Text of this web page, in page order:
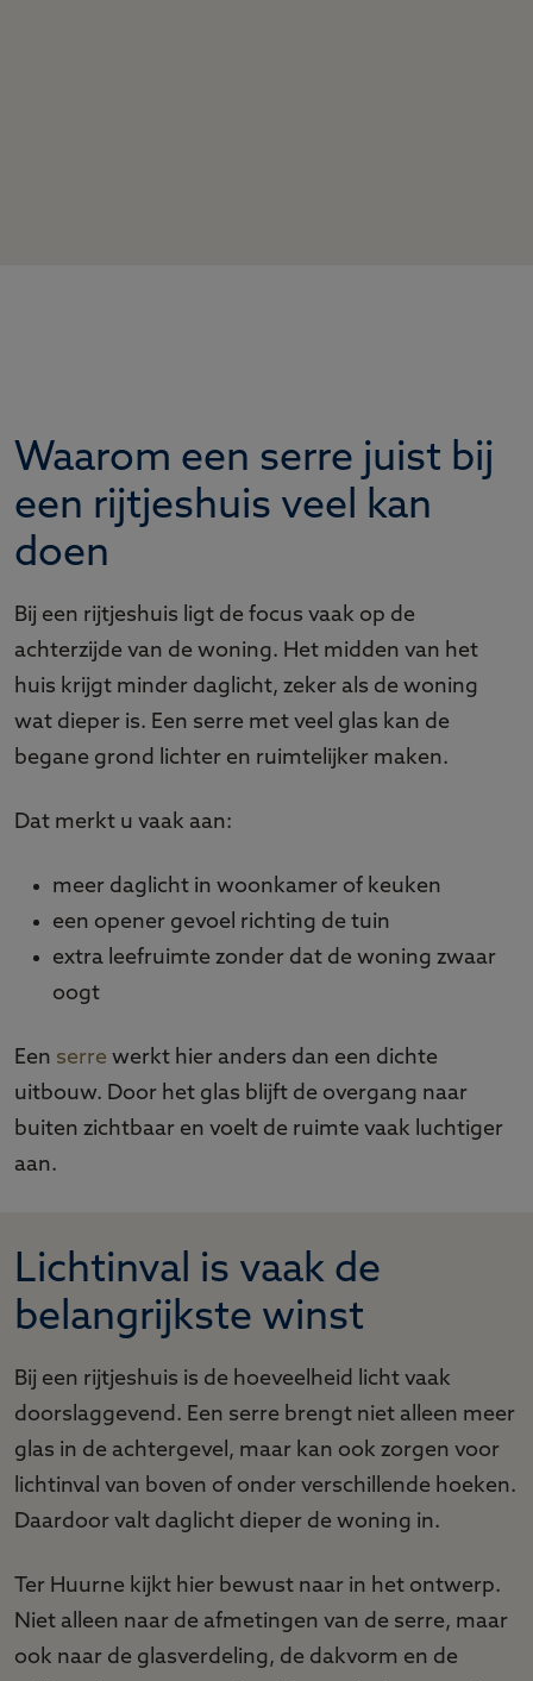
Waarom een serre juist bij
een rijtjeshuis veel kan
doen
Bij een rijtjeshuis ligt de focus vaak op de
achterzijde van de woning. Het midden van het
huis krijgt minder daglicht, zeker als de woning
wat dieper is. Een serre met veel glas kan de
begane grond lichter en ruimtelijker maken.
Dat merkt u vaak aan:
meer daglicht in woonkamer of keuken
een opener gevoel richting de tuin
extra leefruimte zonder dat de woning zwaar
oogt
Een serre werkt hier anders dan een dichte
uitbouw. Door het glas blijft de overgang naar
buiten zichtbaar en voelt de ruimte vaak luchtiger
aan.
Lichtinval is vaak de
belangrijkste winst
Bij een rijtjeshuis is de hoeveelheid licht vaak
doorslaggevend. Een serre brengt niet alleen meer
glas in de achtergevel, maar kan ook zorgen voor
lichtinval van boven of onder verschillende hoeken.
Daardoor valt daglicht dieper de woning in.
Ter Huurne kijkt hier bewust naar in het ontwerp.
Niet alleen naar de afmetingen van de serre, maar
ook naar de glasverdeling, de dakvorm en de